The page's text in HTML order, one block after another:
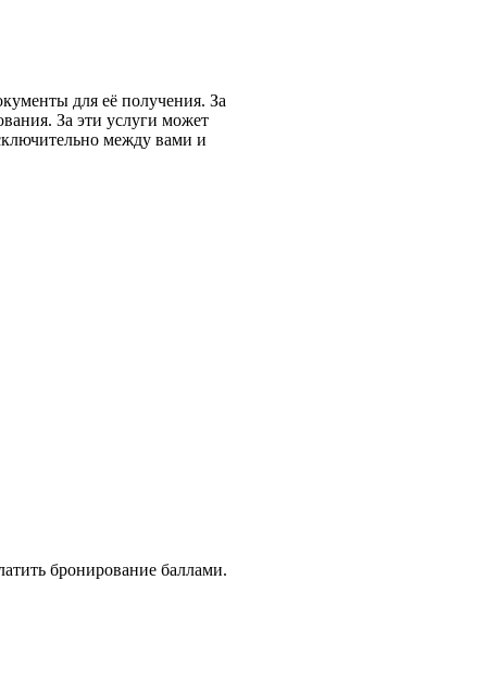
для её получения. За
За эти услуги может
между вами и
бронирование баллами.